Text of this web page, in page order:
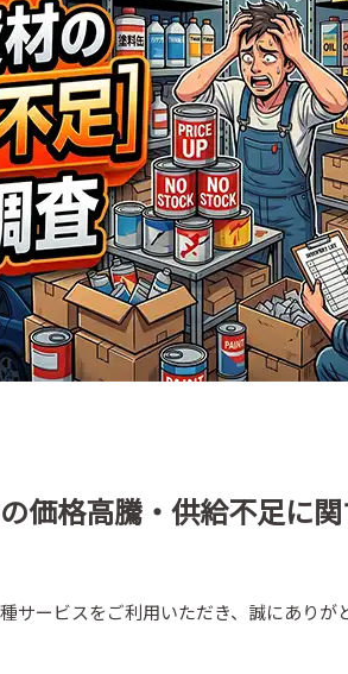
価格高騰・供給不足に
ービスをご利用いただき、誠にありが